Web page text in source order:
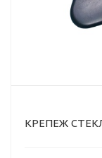
КРЕПЕЖ